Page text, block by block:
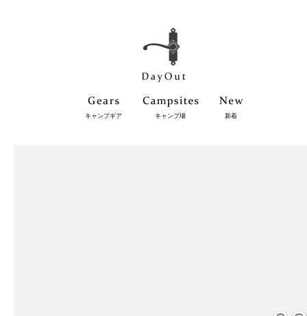
キャンプギア キャンプ場 新着